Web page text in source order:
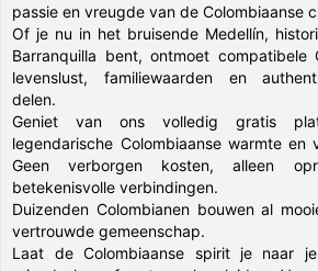
passie en vreugde van de Colombiaanse
Of je nu in het bruisende Medellín,
Barranquilla bent, ontmoet compatibele
levenslust, familiewaarden en
delen.
Geniet van ons volledig gratis
legendarische Colombiaanse warmte en
Geen verborgen kosten, alleen
betekenisvolle verbindingen.
Duizenden Colombianen bouwen al
vertrouwde gemeenschap.
Laat de Colombiaanse spirit je naar